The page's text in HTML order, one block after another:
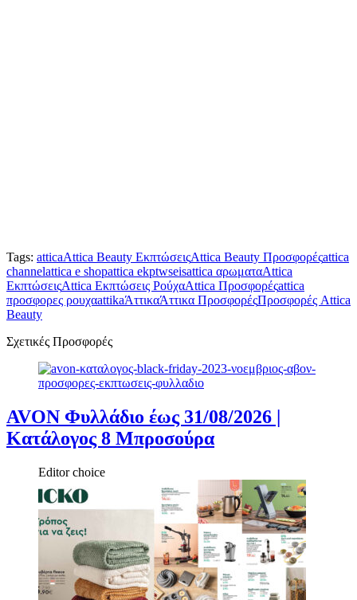
Tags: atticaAttica Beauty ΕκπτώσειςAttica Beauty Προσφορέςattica
channelattica e shopattica ekptwseisattica αρωματαAttica
ΕκπτώσειςAttica Εκπτώσεις ΡούχαAttica Προσφορέςattica
προσφορες ρουχαattikaΆττικαΆττικα ΠροσφορέςΠροσφορές Attica
Beauty
Σχετικές Προσφορές
AVON Φυλλάδιο έως 31/08/2026 |
Κατάλογος 8 Μπροσούρα
Editor choice